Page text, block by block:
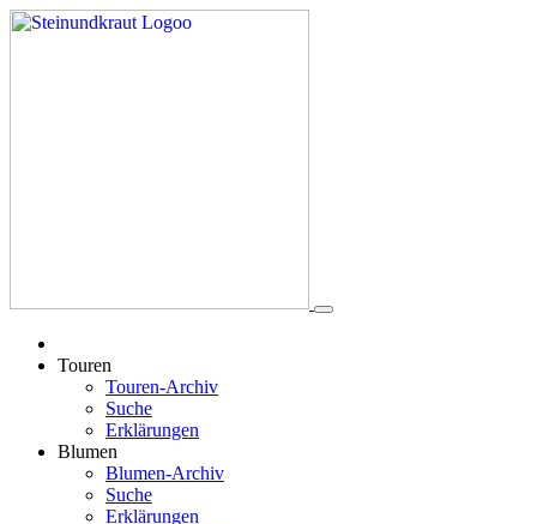
Touren
Touren-Archiv
Suche
Erklärungen
Blumen
Blumen-Archiv
Suche
Erklärungen